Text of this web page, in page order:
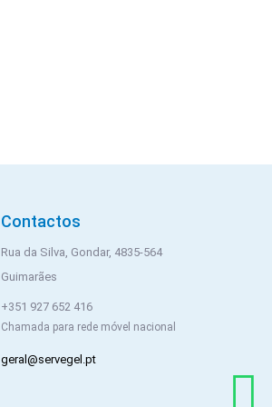
Contactos
Rua da Silva, Gondar, 4835-564
Guimarães
+351 927 652 416
Chamada para rede móvel nacional
geral@servegel.pt